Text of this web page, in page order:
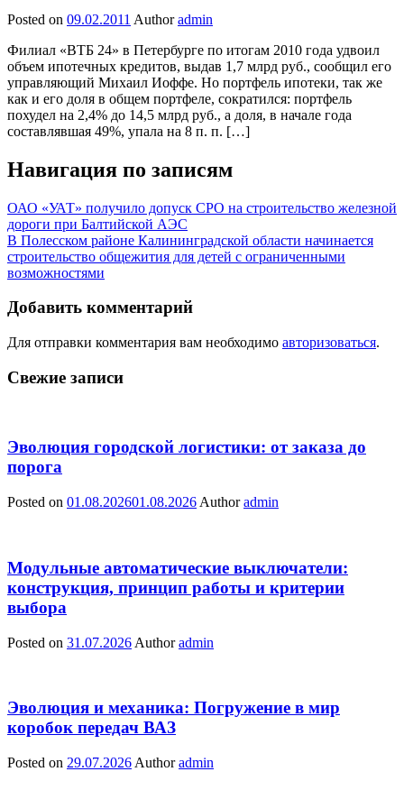
Posted on 09.02.2011 Author admin
Филиал «ВТБ 24» в Петербурге по итогам 2010 года удвоил
объем ипотечных кредитов, выдав 1,7 млрд руб., сообщил его
управляющий Михаил Иоффе. Но портфель ипотеки, так же
как и его доля в общем портфеле, сократился: портфель
похудел на 2,4% до 14,5 млрд руб., а доля, в начале года
составлявшая 49%, упала на 8 п. п. […]
Навигация по записям
ОАО «УАТ» получило допуск СРО на строительство железной
дороги при Балтийской АЭС
В Полесском районе Калининградской области начинается
строительство общежития для детей с ограниченными
возможностями
Добавить комментарий
Для отправки комментария вам необходимо авторизоваться.
Свежие записи
Эволюция городской логистики: от заказа до
порога
Posted on 01.08.202601.08.2026 Author admin
Модульные автоматические выключатели:
конструкция, принцип работы и критерии
выбора
Posted on 31.07.2026 Author admin
Эволюция и механика: Погружение в мир
коробок передач ВАЗ
Posted on 29.07.2026 Author admin